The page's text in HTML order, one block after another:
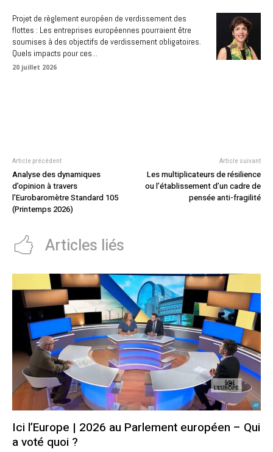
Projet de règlement européen de verdissement des
flottes : Les entreprises européennes pourraient être
soumises à des objectifs de verdissement obligatoires.
Quels impacts pour ces...
20 juillet 2026
Article précédent
Analyse des dynamiques
d’opinion à travers
l’Eurobaromètre Standard 105
(Printemps 2026)
Article suivant
Les multiplicateurs de résilience
ou l’établissement d’un cadre de
pensée anti-fragilité
Articles liés
Ici l’Europe | 2026 au Parlement européen – Qui
a voté quoi ?